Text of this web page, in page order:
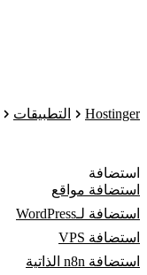
Hostinger التطبيقات
استضافة
استضافة مواقع
استضافة لـWordPress
استضافة VPS
استضافة n8n الذاتية